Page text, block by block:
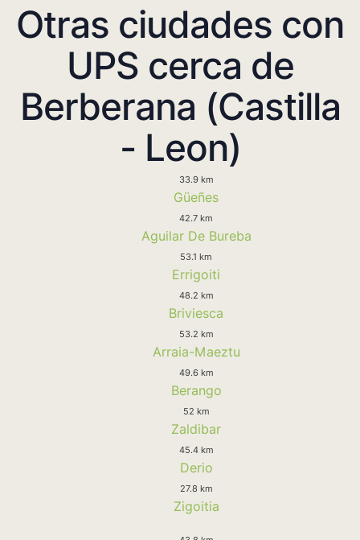
Otras ciudades con
UPS cerca de
Berberana (Castilla
- Leon)
33.9 km
Güeñes
42.7 km
Aguilar De Bureba
53.1 km
Errigoiti
48.2 km
Briviesca
53.2 km
Arraia-Maeztu
49.6 km
Berango
52 km
Zaldibar
45.4 km
Derio
27.8 km
Zigoitia